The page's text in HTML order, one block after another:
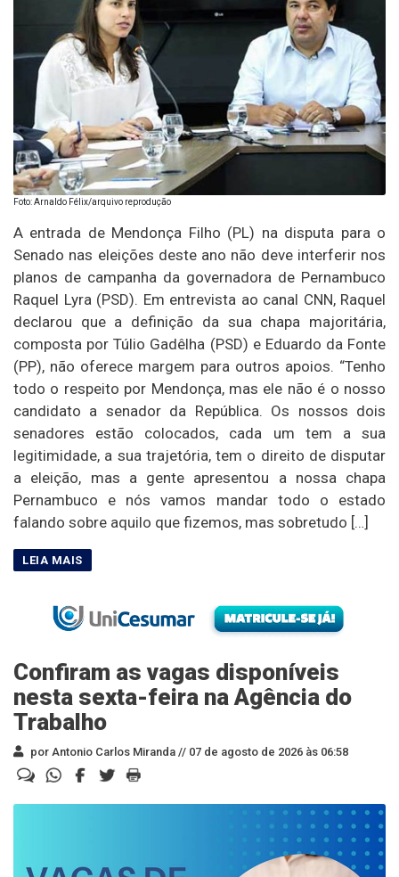
Foto: Arnaldo Félix/arquivo reprodução
A entrada de Mendonça Filho (PL) na disputa para o
Senado nas eleições deste ano não deve interferir nos
planos de campanha da governadora de Pernambuco
Raquel Lyra (PSD). Em entrevista ao canal CNN, Raquel
declarou que a definição da sua chapa majoritária,
composta por Túlio Gadêlha (PSD) e Eduardo da Fonte
(PP), não oferece margem para outros apoios. “Tenho
todo o respeito por Mendonça, mas ele não é o nosso
candidato a senador da República. Os nossos dois
senadores estão colocados, cada um tem a sua
legitimidade, a sua trajetória, tem o direito de disputar
a eleição, mas a gente apresentou a nossa chapa
Pernambuco e nós vamos mandar todo o estado
falando sobre aquilo que fizemos, mas sobretudo […]
Confiram as vagas disponíveis
nesta sexta-feira na Agência do
Trabalho
por Antonio Carlos Miranda // 07 de agosto de 2026 às 06:58